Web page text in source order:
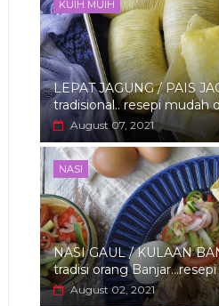
KUIH MUIH
LEPAT JAGUNG / PAIS
tradisional.. resepi mudah
August 07, 2021
NASI
NASI GAUL / KULAAN
tradisi orang
August 02, 2021